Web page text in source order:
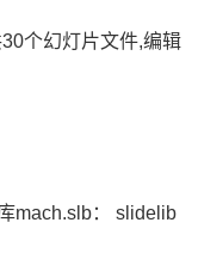
个幻灯片文件,编辑
mach.slb： slidelib